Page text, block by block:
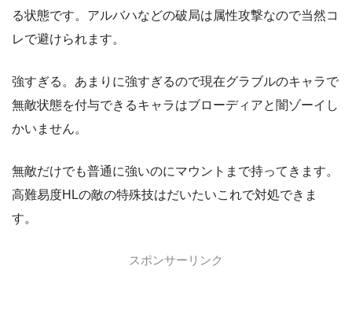
る状態です。アルバハなどの破局は属性攻撃なので当然コ
レで避けられます。
強すぎる。あまりに強すぎるので現在グラブルのキャラで
無敵状態を付与できるキャラはブローディアと闇ゾーイし
かいません。
無敵だけでも普通に強いのにマウントまで持ってきます。
高難易度HLの敵の特殊技はだいたいこれで対処できま
す。
スポンサーリンク